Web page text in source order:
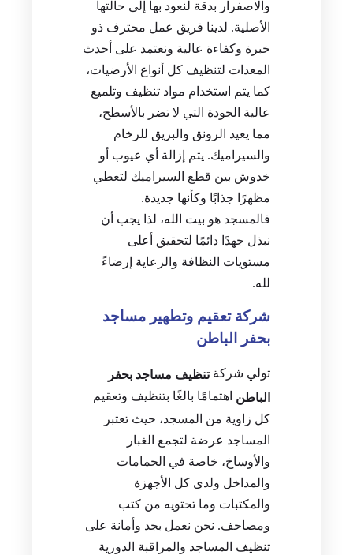
والاصفرار بدقة لنعود بها إلى حالتها
الأصلية. لدينا فريق عمل محترف ذو
خبرة وكفاءة عالية ونعتمد على أحدث
المعدات لتنظيف كل أنواع الأرضيات،
كما يتم استخدام مواد تنظيف وتلميع
عالية الجودة التي لا تضر بالأسطح،
مما يعيد الرونق والبريق للرخام
والسيراميك. يتم إزالة أي عيوب أو
خدوش بين قطع السيراميك لتعطي
مظهرًا جذابًا وكأنها جديدة.
فالمسجد هو بيت الله، لذا يجب أن
نبذل جهدًا دائمًا لتحقيق أعلى
مستويات النظافة والرعاية إرضاءً
لله.
شركة تعقيم وتطهير مساجد
بحفر الباطن
تولي شركةتنظيف مساجد بحفر
الباطن اهتمامًا بالغًا بتنظيف وتعقيم
كل زاوية من المسجد، حيث تعتبر
المساجد عرضة لتجمع الغبار
والأوساخ، خاصة في الحمامات
والمداخل ولدى كل الأجهزة
والمكتبات وما تحتويه من كتب
ومصاحف. نحن نعمل بجد وأمانة على
تنظيف المساجد والمراقبة الدورية